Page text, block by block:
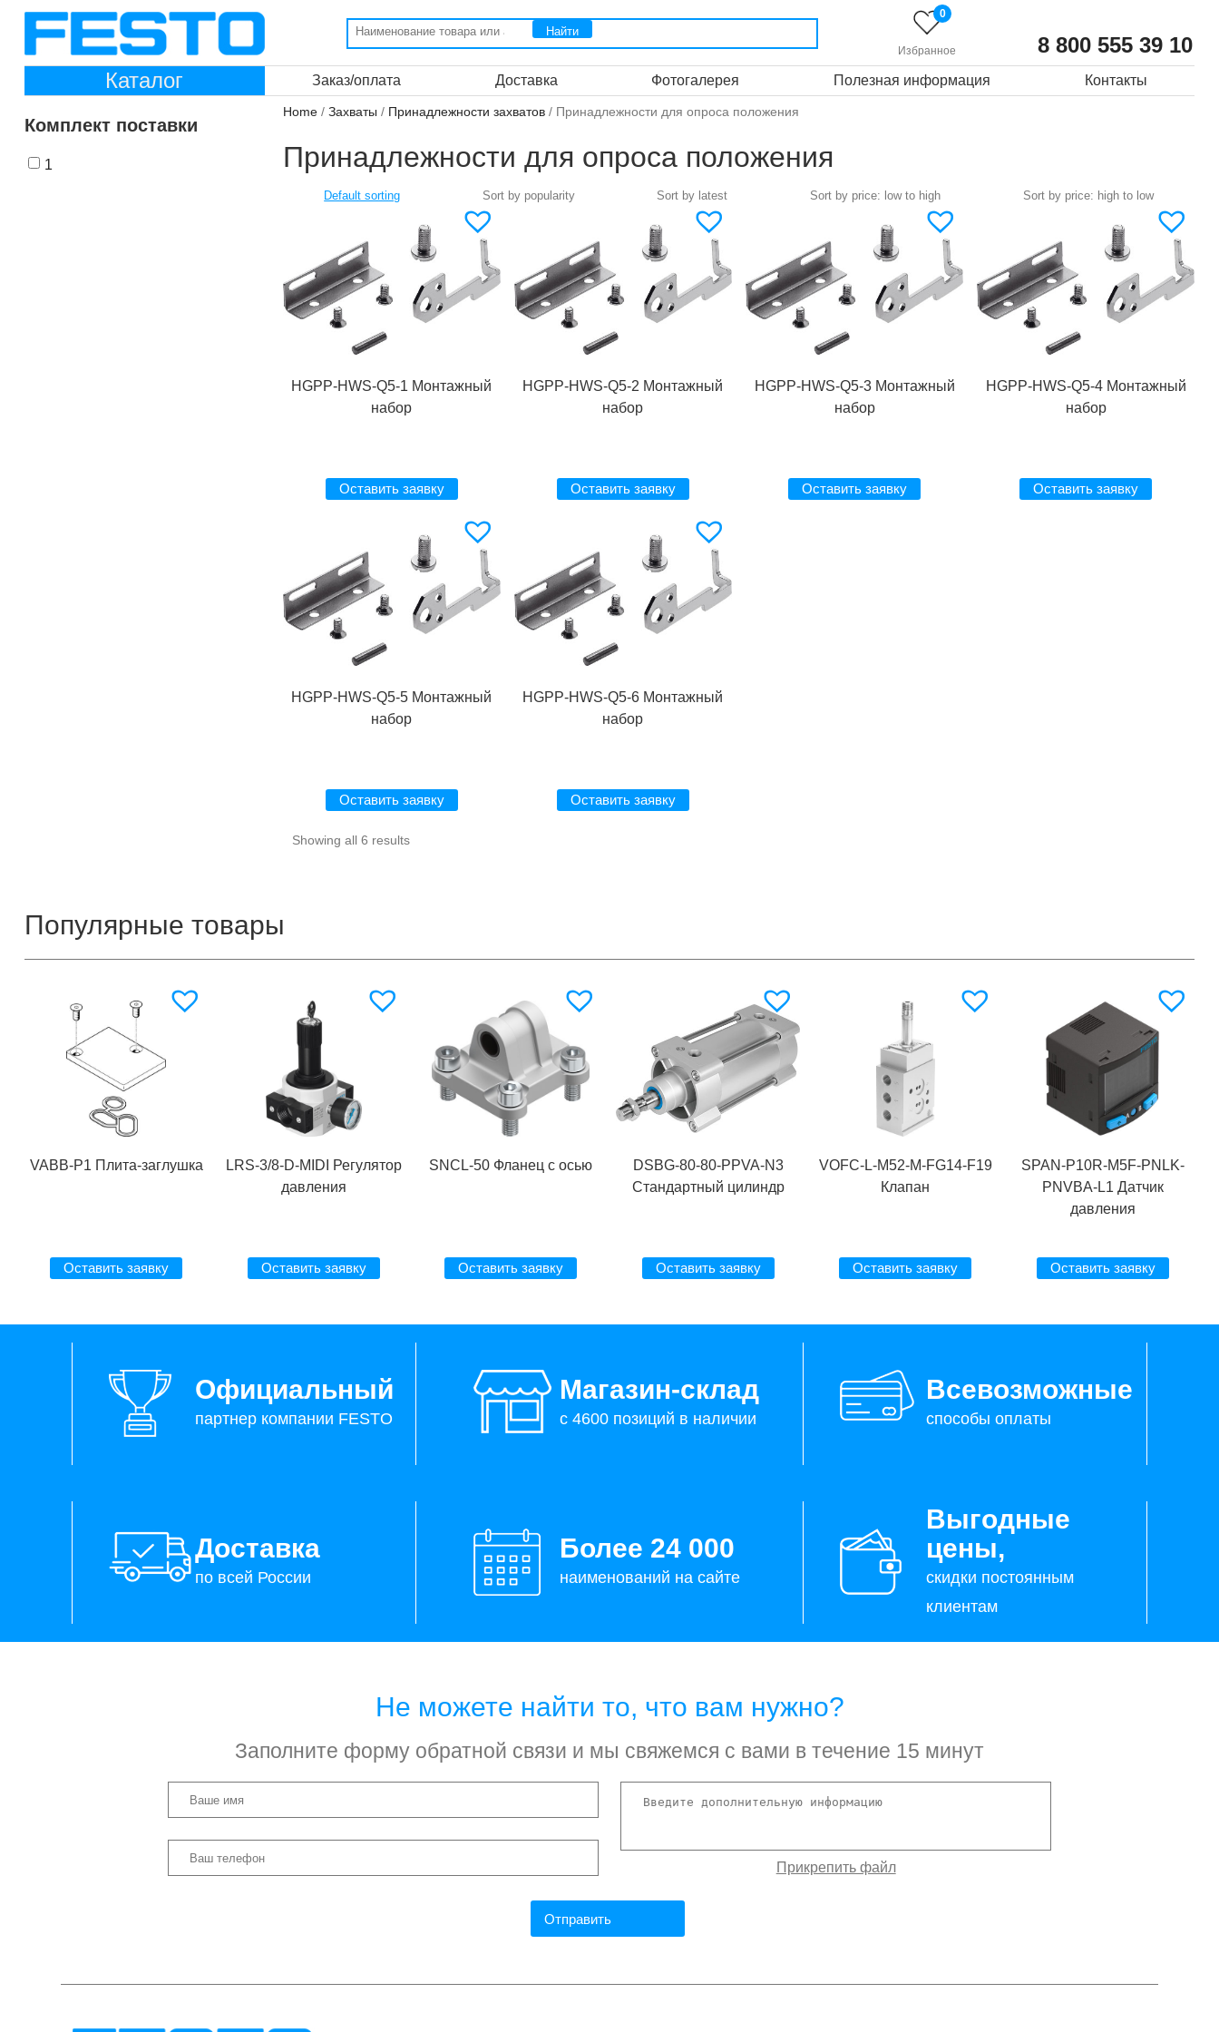
Избранное
0
8 800 555 39 10
Каталог
Заказ/оплата Доставка Фотогалерея Полезная информация Контакты
Комплект поставки
1
Home/ Захваты / Принадлежности захватов/ Принадлежности для опроса положения
Принадлежности для опроса положения
HGPP-HWS-Q5-1 Монтажный
набор
Оставить заявку
HGPP-HWS-Q5-2 Монтажный
набор
Оставить заявку
HGPP-HWS-Q5-3 Монтажный
набор
Оставить заявку
HGPP-HWS-Q5-4 Монтажный
набор
Оставить заявку
HGPP-HWS-Q5-5 Монтажный
набор
Оставить заявку
HGPP-HWS-Q5-6 Монтажный
набор
Оставить заявку
Showing all 6 results
Популярные товары
VABB-P1 Плита-заглушка
Оставить заявку
LRS-3/8-D-MIDI Регулятор
давления
Оставить заявку
SNCL-50 Фланец с осью
Оставить заявку
DSBG-80-80-PPVA-N3
Стандартный цилиндр
Оставить заявку
VOFC-L-M52-M-FG14-F19
Клапан
Оставить заявку
SPAN-P10R-M5F-PNLK-
PNVBA-L1 Датчик
давления
Оставить заявку
Официальный
партнер компании FESTO
Магазин-склад
с 4600 позиций в наличии
Всевозможные
способы оплаты
Доставка
по всей России
Более 24 000
наименований на сайте
Выгодные
цены,
скидки постоянным
клиентам
Не можете найти то, что вам нужно?
Заполните форму обратной связи и мы свяжемся с вами в течение 15 минут